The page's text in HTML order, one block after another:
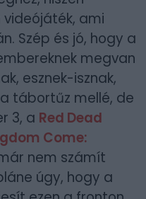
ami
Szép és jó, hogy a
megvan
esznek-isznak,
tábortűz mellé, de
3, a Red Dead
Come:
nem számít
úgy, hogy a